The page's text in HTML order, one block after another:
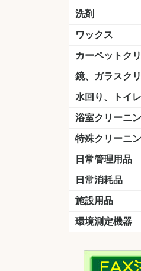
ダストカート
台車
移動式バレット
脚立
モップハンガー
サインボード
光沢計
カーペット汚染
洗剤
床用表面洗浄剤
ハクリ剤
厨房用
工場用
石材用
サビ用
木材用
タイル用
外壁用
壁面用
手あか用
病院用
除菌用
ワックス
樹脂ワックス
半樹脂ワックス
フローリング用
病院用ワックス
中性ワックス
石材用
木床用
その他
カーペットク
洗剤
ブラシ
パット
その他
鏡、ガラスク
ガラスワイパー
シャンパー(ウ
ガラススクイ
ケレン
ツールホルダー
洗剤
天井・高所作業
水回り、トイ
洗剤
尿石除去剤
水アカ除去剤
排水管つまり除
消臭・防臭剤
道具
浴室クリーニ
洗剤
道具
特殊クリーニ
石材
エアコン
外壁
その他
日常管理用品
クリーナー
洗濯用洗剤
油汚れ落とし
サビ取り剤
タバコ専用消臭
日常消耗品
トイレットペー
ペーパータオル
便座除菌クリー
ポリ袋
施設用品
マット・他
ベンチ
灰皿
傘立
くず入れ
環境測定機器